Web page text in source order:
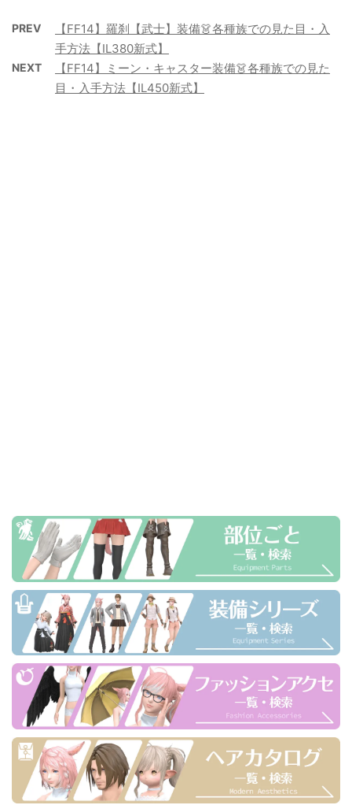
PREV
【FF14】羅刹【武士】装備👗各種族での見た目・入
手方法【IL380新式】
NEXT
【FF14】ミーン・キャスター装備👗各種族での見た
目・入手方法【IL450新式】